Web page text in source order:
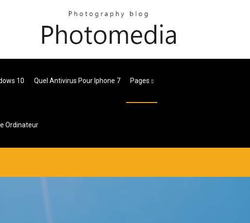
10 Quel Antivirus Pour Iphone 7 Pages
Ordinateur